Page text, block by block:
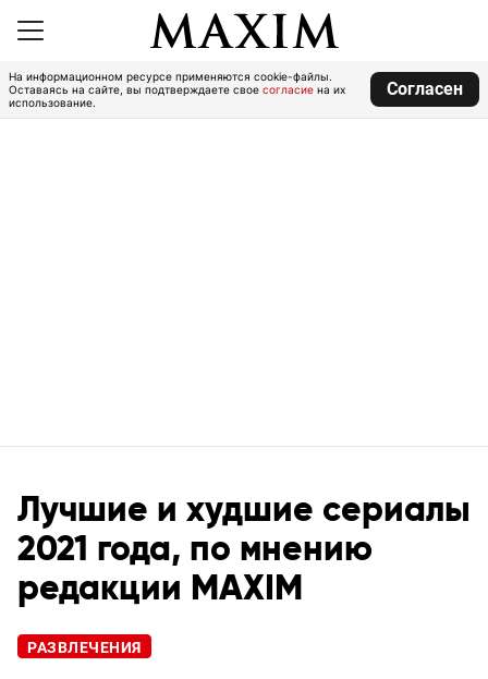
На информационном ресурсе применяются cookie-файлы.
Оставаясь на сайте, вы подтверждаете свое согласие на их
использование.
Согласен
Лучшие и худшие сериалы
2021 года, по мнению
редакции MAXIM
РАЗВЛЕЧЕНИЯ